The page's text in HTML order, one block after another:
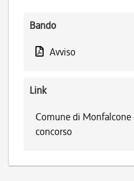
Bando
Avviso
Link
Comune di
concorso